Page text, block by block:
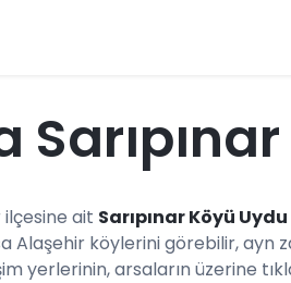
ilçesine ait Sarıpınar Köyü
Alaşehir köylerini görebilir, ayn
yerlerinin, arsaların üzerine